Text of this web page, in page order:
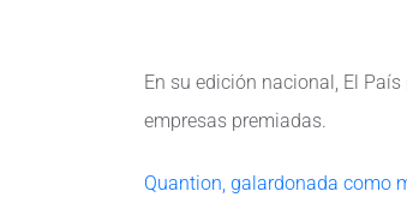
En su edición nacional, El
empresas premiadas.
Quantion, galardonada como